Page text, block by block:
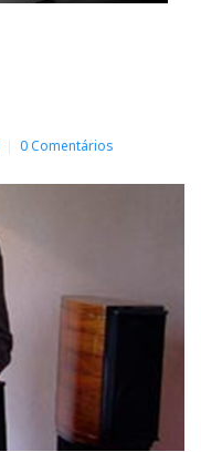
0 Comentários